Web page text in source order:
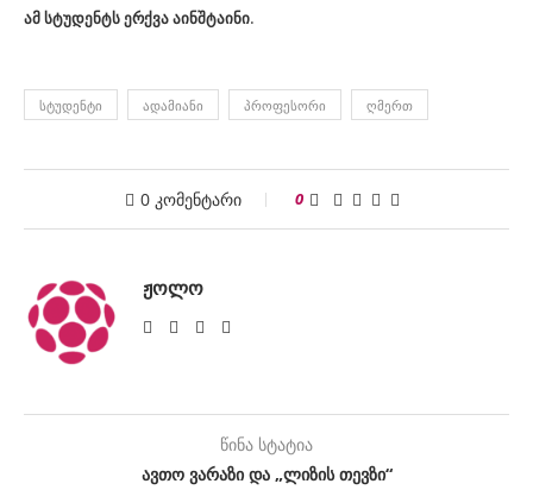
ამ სტუდენტს ერქვა აინშტაინი.
ᲡᲢᲣᲓᲔᲜᲢᲘ ᲐᲓᲐᲛᲘᲐᲜᲘ ᲞᲠᲝᲤᲔᲡᲝᲠᲘ ᲦᲛᲔᲠᲗ
0 კომენტარი 0
ᲟᲝᲚᲝ
წინა სტატია
ავთო ვარაზი და „ლიზის თევზი“